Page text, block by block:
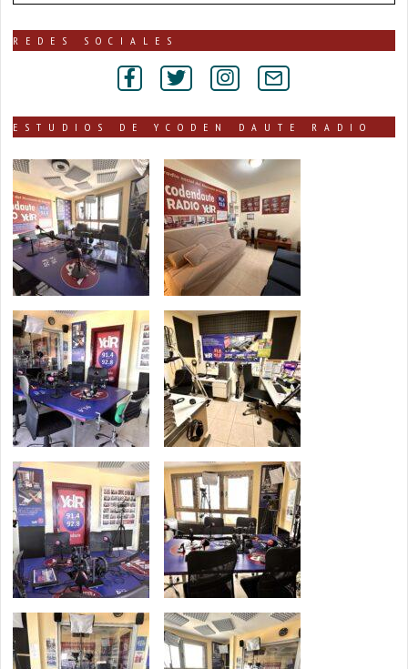
publicadas
REDES SOCIALES
ESTUDIOS DE YCODEN DAUTE RADIO